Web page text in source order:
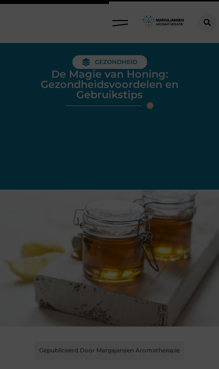
GEZONDHEID
De Magie van Honing:
Gezondheidsvoordelen en
Gebruikstips
Gepubliceerd Door Margajansen Aromatherapie